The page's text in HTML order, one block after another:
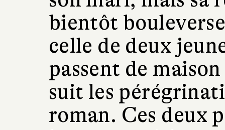
bientôt
celle de deux
passent de
suit les
roman. Ces deux